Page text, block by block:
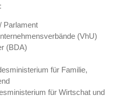
Parlament
(VhU)
(BDA)
für Familie,
für Wirtschat und